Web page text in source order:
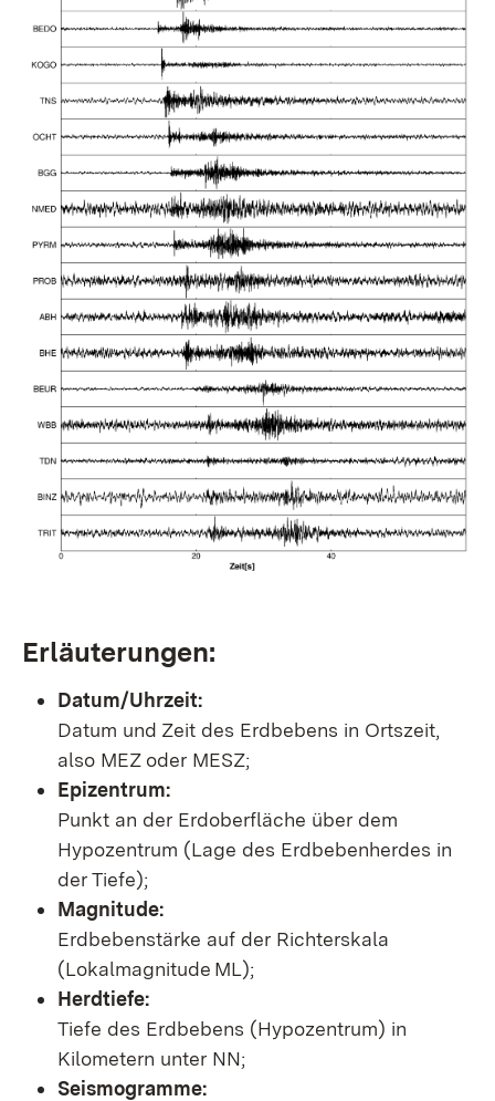
Erläuterungen:
Datum/Uhrzeit:
Datum und Zeit des Erdbebens in Ortszeit,
also MEZ oder MESZ;
Epizentrum:
Punkt an der Erdoberfläche über dem
Hypozentrum (Lage des Erdbebenherdes in
der Tiefe);
Magnitude:
Erdbebenstärke auf der Richterskala
(Lokalmagnitude ML);
Herdtiefe:
Tiefe des Erdbebens (Hypozentrum) in
Kilometern unter NN;
Seismogramme: